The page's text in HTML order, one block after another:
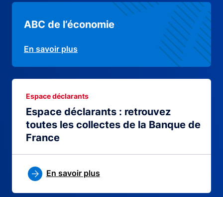
ABC de l’économie
En savoir plus
Espace déclarants : retrouvez
toutes les collectes de la Banque de
France
Espace déclarants
En savoir plus